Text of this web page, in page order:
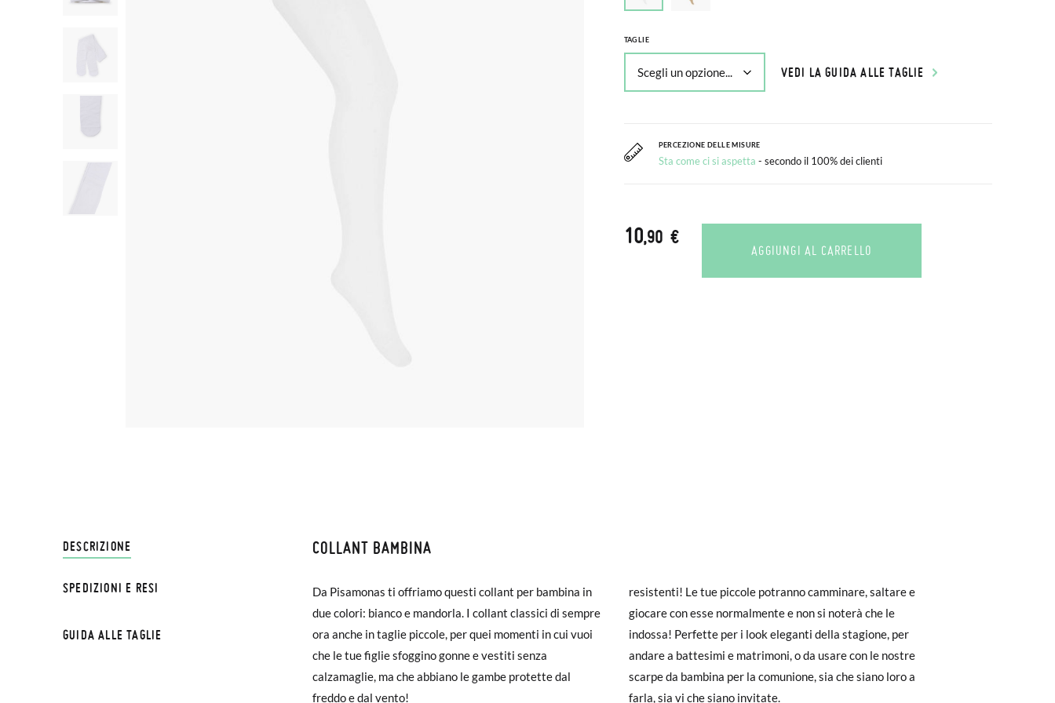
TAGLIE
VEDI LA GUIDA ALLE TAGLIE
PERCEZIONE DELLE MISURE
Sta come ci si aspetta - secondo il 100% dei clienti
10,90 €
AGGIUNGI AL CARRELLO
DESCRIZIONE COLLANT BAMBINA
Da Pisamonas ti offriamo questi collant per bambina in
due colori: bianco e mandorla. I collant classici di sempre
ora anche in taglie piccole, per quei momenti in cui vuoi
che le tue figlie sfoggino gonne e vestiti senza
calzamaglie, ma che abbiano le gambe protette dal
freddo e dal vento!
resistenti! Le tue piccole potranno camminare, saltare e
giocare con esse normalmente e non si noterà che le
indossa! Perfette per i look eleganti della stagione, per
andare a battesimi e matrimoni, o da usare con le nostre
scarpe da bambina per la comunione, sia che siano loro a
farla, sia vi che siano invitate.
SPEDIZIONI E RESI
SPEDIZIONI E RESI
Su Pisamonas la spedizione è gratuita a partire da 30 €. Per gli ordini inferiori a 30 €, la spedizione standard costa 3,95
€ e impiegherà da 4 a 5 giorni lavorativi per arrivare tramite corriere. Ti preghiamo di notare che l'ordine deve essere
effettuato prima delle 15:00, altrimenti verrà spedito il giorno successivo.
Se le scarpe arrivano e non sono esattamente quello che cercavi, puoi richiedere facilmente un reso gratuito.
GUIDA ALLE TAGLIE
35-50 kg